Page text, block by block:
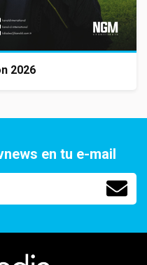
2026
en tu e-mail